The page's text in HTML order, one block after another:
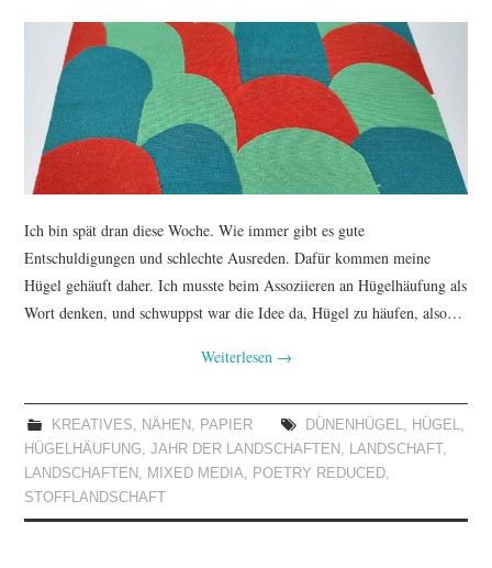
Ich bin spät dran diese Woche. Wie immer gibt es gute
Entschuldigungen und schlechte Ausreden. Dafür kommen meine
Hügel gehäuft daher. Ich musste beim Assoziieren an Hügelhäufung als
Wort denken, und schwuppst war die Idee da, Hügel zu häufen, also…
Weiterlesen →
KREATIVES, NÄHEN , PAPIER DÜNENHÜGEL, HÜGEL,
HÜGELHÄUFUNG,JAHR DER LANDSCHAFTEN , LANDSCHAFT ,
LANDSCHAFTEN , MIXED MEDIA, POETRY REDUCED,
STOFFLANDSCHAFT